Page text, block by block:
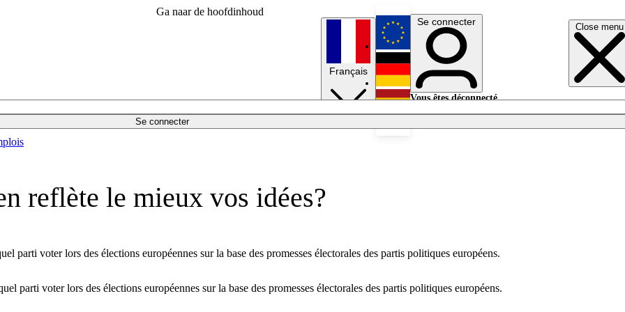
Ga naar de hoofdinhoud
Close menu
Se connecter
Français
English
Deutsch
Se connecter
Vous êtes déconnecté.
reflète le mieux vos idées?
parti voter lors des élections européennes sur la base des promesses électorales des partis politiques européens.
parti voter lors des élections européennes sur la base des promesses électorales des partis politiques européens.